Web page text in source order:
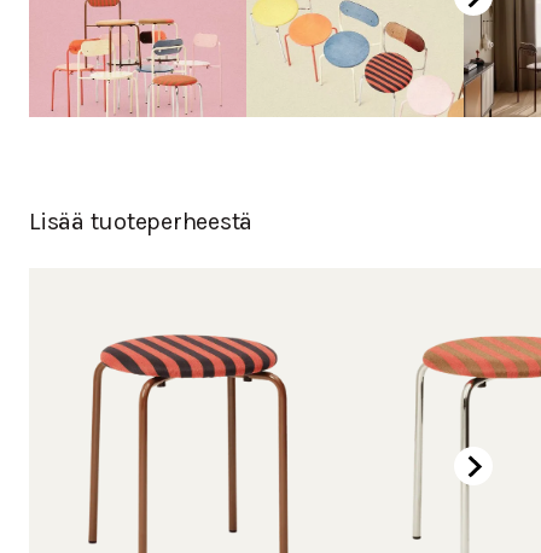
Lisää tuoteperheestä